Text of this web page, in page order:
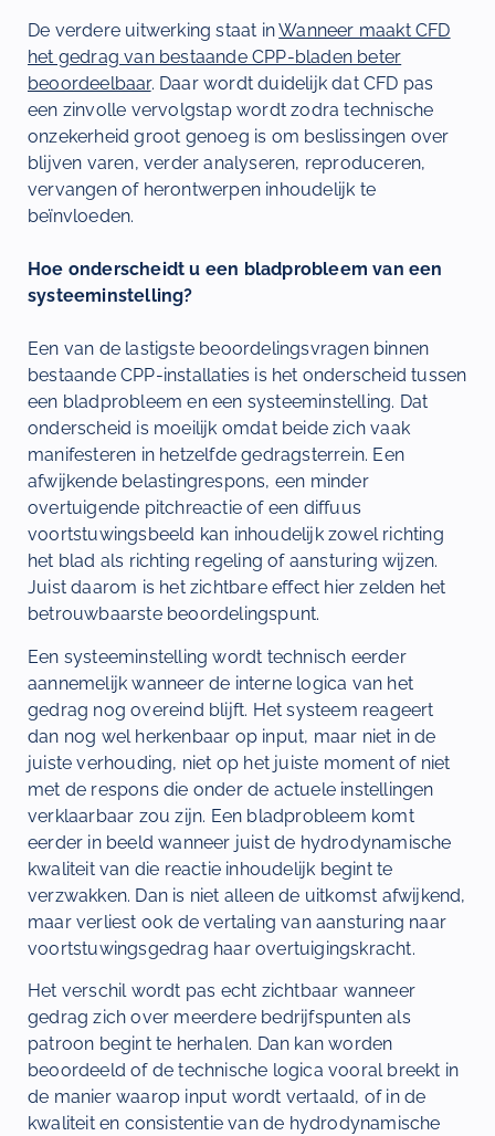
De verdere uitwerking staat inWanneer maakt CFD
het gedrag van bestaande CPP-bladen beter
beoordeelbaar. Daar wordt duidelijk dat CFD pas
een zinvolle vervolgstap wordt zodra technische
onzekerheid groot genoeg is om beslissingen over
blijven varen, verder analyseren, reproduceren,
vervangen of herontwerpen inhoudelijk te
beïnvloeden.
Hoe onderscheidt u een bladprobleem van een
systeeminstelling?
Een van de lastigste beoordelingsvragen binnen
bestaande CPP-installaties is het onderscheid tussen
een bladprobleem en een systeeminstelling. Dat
onderscheid is moeilijk omdat beide zich vaak
manifesteren in hetzelfde gedragsterrein. Een
afwijkende belastingrespons, een minder
overtuigende pitchreactie of een diffuus
voortstuwingsbeeld kan inhoudelijk zowel richting
het blad als richting regeling of aansturing wijzen.
Juist daarom is het zichtbare effect hier zelden het
betrouwbaarste beoordelingspunt.
Een systeeminstelling wordt technisch eerder
aannemelijk wanneer de interne logica van het
gedrag nog overeind blijft. Het systeem reageert
dan nog wel herkenbaar op input, maar niet in de
juiste verhouding, niet op het juiste moment of niet
met de respons die onder de actuele instellingen
verklaarbaar zou zijn. Een bladprobleem komt
eerder in beeld wanneer juist de hydrodynamische
kwaliteit van die reactie inhoudelijk begint te
verzwakken. Dan is niet alleen de uitkomst afwijkend,
maar verliest ook de vertaling van aansturing naar
voortstuwingsgedrag haar overtuigingskracht.
Het verschil wordt pas echt zichtbaar wanneer
gedrag zich over meerdere bedrijfspunten als
patroon begint te herhalen. Dan kan worden
beoordeeld of de technische logica vooral breekt in
de manier waarop input wordt vertaald, of in de
kwaliteit en consistentie van de hydrodynamische